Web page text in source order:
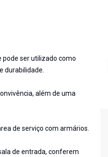
pode ser utilizado como
durabilidade.
além de uma
de serviço com armários.
de entrada, conferem